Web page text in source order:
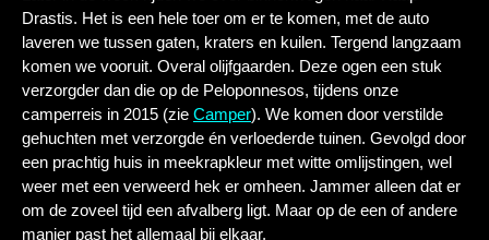
Drastis. Het is een hele toer om er te komen, met de auto
laveren we tussen gaten, kraters en kuilen. Tergend langzaam
komen we vooruit. Overal olijfgaarden. Deze ogen een stuk
verzorgder dan die op de Peloponnesos, tijdens onze
camperreis in 2015 (zie Camper). We komen door verstilde
gehuchten met verzorgde én verloederde tuinen. Gevolgd door
een prachtig huis in meekrapkleur met witte omlijstingen, wel
weer met een verweerd hek er omheen. Jammer alleen dat er
om de zoveel tijd een afvalberg ligt. Maar op de een of andere
manier past het allemaal bij elkaar.